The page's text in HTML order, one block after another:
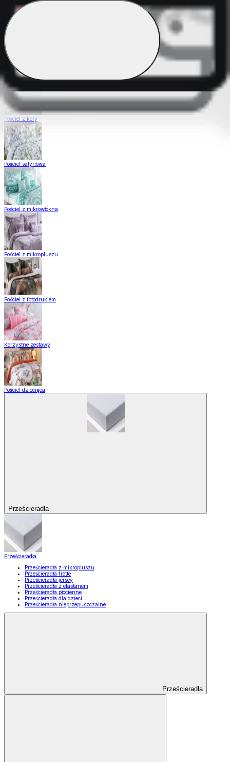
Pościel Dual Feel
Pościel z gładkiej bawełny
Pościel z kory
Pościel satynowa
Pościel z mikrowłókna
Pościel z mikropluszu
Pościel z fotodrukiem
Korzystne zestawy
Pościel dziecięca
Prześcieradła
Prześcieradła
Prześcieradła z mikropluszu
Prześcieradła frotte
Prześcieradła jersey
Prześcieradła z elastanem
Prześcieradła płócienne
Prześcieradła dla dzieci
Prześcieradła nieprzepuszczalne
Prześcieradła